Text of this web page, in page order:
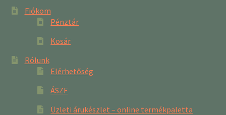
Fiókom
Pénztár
Kosár
Rólunk
Elérhetőség
ÁSZF
Üzleti árukészlet – online termékpaletta